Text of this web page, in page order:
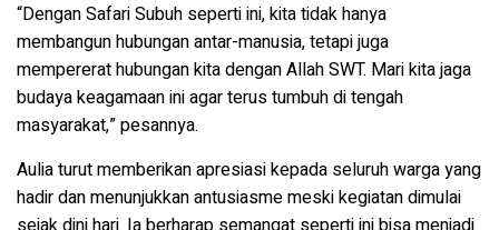
“Dengan Safari Subuh seperti ini, kita tidak hanya
membangun hubungan antar-manusia, tetapi juga
mempererat hubungan kita dengan Allah SWT. Mari kita jaga
budaya keagamaan ini agar terus tumbuh di tengah
masyarakat,” pesannya.
Aulia turut memberikan apresiasi kepada seluruh warga yang
hadir dan menunjukkan antusiasme meski kegiatan dimulai